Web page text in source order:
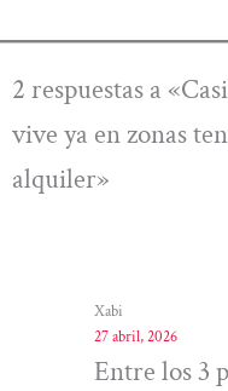
2 respuestas a
vive ya en zonas
alquiler»
Xabi
27 abril, 2026
Entre los 3